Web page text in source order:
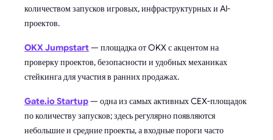
количеством запусков игровых, инфраструктурных и AI-
проектов.
OKX Jumpstart— площадка от OKX с акцентом на
проверку проектов, безопасности и удобных механиках
стейкинга для участия в ранних продажах.
Gate.io Startup— одна из самых активных CEX-площадок
по количеству запусков; здесь регулярно появляются
небольшие и средние проекты, а входные пороги часто